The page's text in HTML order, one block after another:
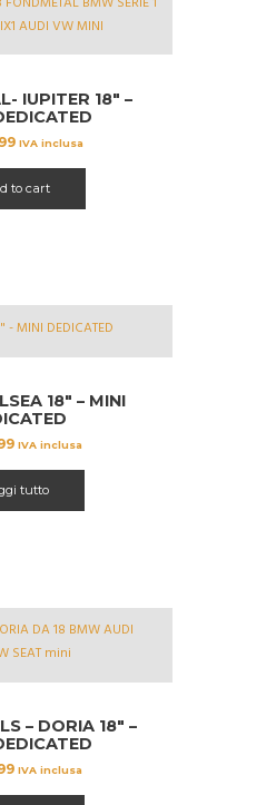
IUPITER 18″ –
IVA inclusa
to cart
18″ – MINI
IVA inclusa
tutto
– DORIA 18″ –
IVA inclusa